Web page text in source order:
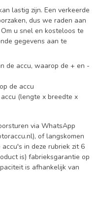
lastig zijn. Een verkeerde
dus we raden aan
u snel en kosteloos te
gegevens aan te
de accu, waarop de + en -
de accu
(lengte x breedte x
via WhatsApp
), of langskomen
in deze rubriek zit 6
is) fabrieksgarantie op
is afhankelijk van